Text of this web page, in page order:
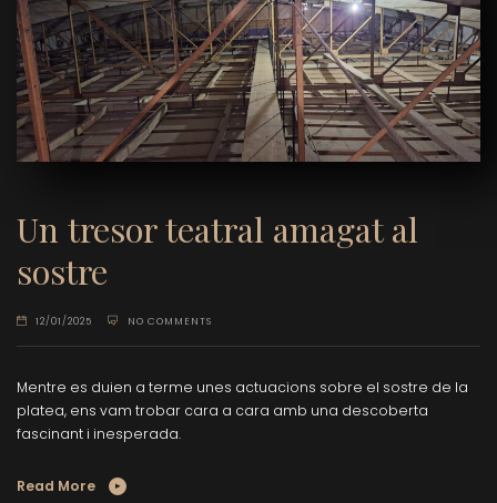
Un tresor teatral amagat al
sostre
12/01/2025 NO COMMENTS
Mentre es duien a terme unes actuacions sobre el sostre de la
platea, ens vam trobar cara a cara amb una descoberta
fascinant i inesperada.
Read More